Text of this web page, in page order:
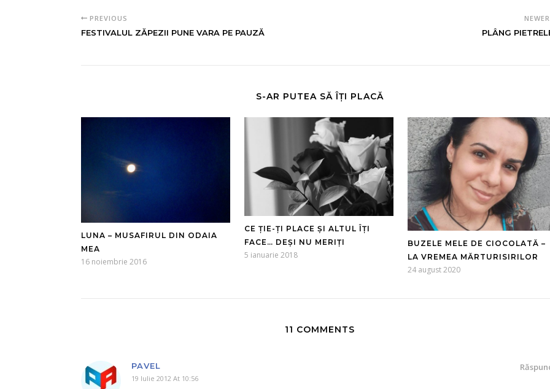
PREVIOUS
FESTIVALUL ZĂPEZII PUNE VARA PE PAUZĂ PLÂNG
S-AR PUTEA SĂ ÎȚI PLACĂ
LUNA – MUSAFIRUL DIN ODAIA
MEA
16 noiembrie 2016
CE ȚIE-ȚI PLACE ȘI ALTUL ÎȚI
FACE… DEȘI NU MERIȚI
5 ianuarie 2018
BUZELE MELE DE CIOCOLATĂ –
LA VREMEA MĂRTURISIRILOR
24 august 2020
11 COMMENTS
PAVEL
19 Iulie 2012 At 10:56